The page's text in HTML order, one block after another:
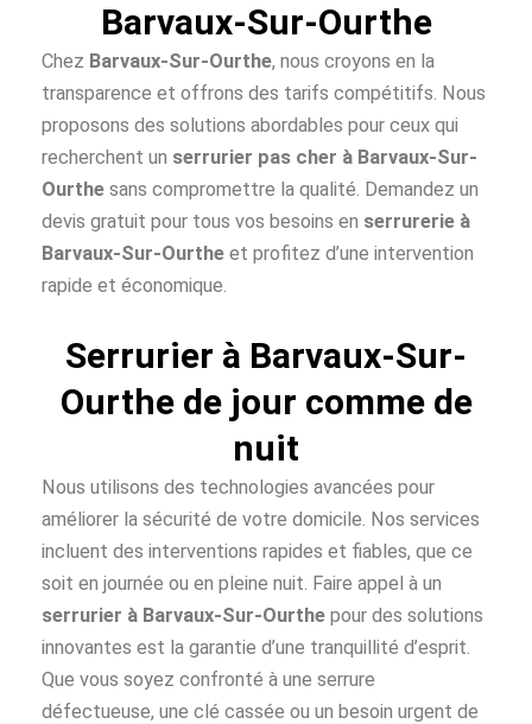
Barvaux-Sur-Ourthe
Chez Barvaux-Sur-Ourthe, nous croyons en la
transparence et offrons des tarifs compétitifs. Nous
proposons des solutions abordables pour ceux qui
recherchent un serrurier pas cher à Barvaux-Sur-
Ourthe sans compromettre la qualité. Demandez un
devis gratuit pour tous vos besoins en serrurerie à
Barvaux-Sur-Ourthe et profitez d’une intervention
rapide et économique.
Serrurier à Barvaux-Sur-
Ourthe de jour comme de
nuit
Nous utilisons des technologies avancées pour
améliorer la sécurité de votre domicile. Nos services
incluent des interventions rapides et fiables, que ce
soit en journée ou en pleine nuit. Faire appel à un
serrurier à Barvaux-Sur-Ourthe pour des solutions
innovantes est la garantie d’une tranquillité d’esprit.
Que vous soyez confronté à une serrure
défectueuse, une clé cassée ou un besoin urgent de